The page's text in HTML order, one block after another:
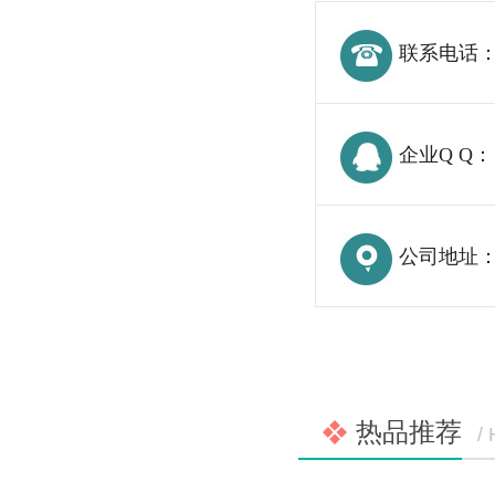
联系电话
企业Q Q：
公司地址
热品推荐 /